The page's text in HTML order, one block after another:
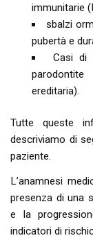
immunitarie
sbalzi
pubertà e
Casi di
ereditaria).
Tutte queste
descriviamo di
paziente.
L’anamnesi
presenza di una
e la
indicatori di